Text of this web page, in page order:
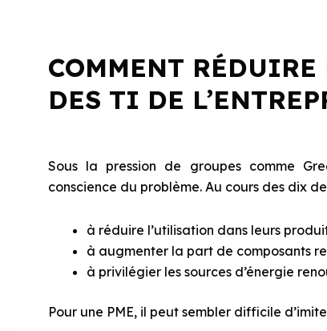
COMMENT RÉDUIRE
DES TI DE
Sous la pression de groupes comme
conscience du problème. Au cours des dix
à réduire l’utilisation dans leurs
à augmenter la part de composants
à privilégier les sources d’énergie
Pour une PME, il peut sembler difficile